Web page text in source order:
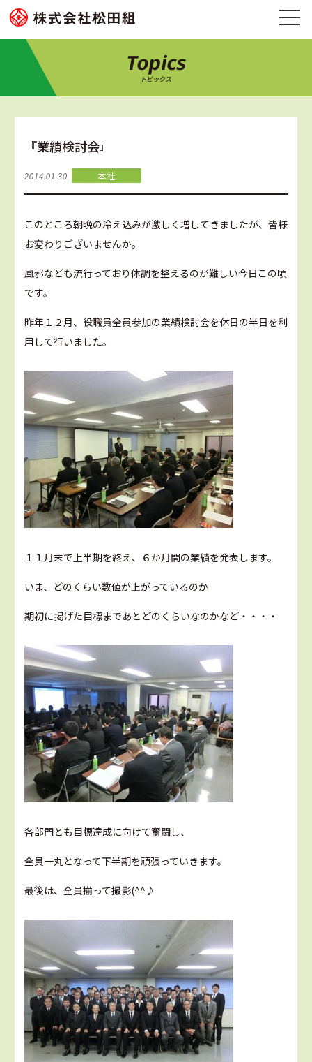
Topics
トピックス
『業績検討会』
2014.01.30 本社
このところ朝晩の冷え込みが激しく増してきましたが、皆様
お変わりございませんか。
風邪なども流行っており体調を整えるのが難しい今日この頃
です。
昨年１２月、役職員全員参加の業績検討会を休日の半日を利
用して行いました。
１１月末で上半期を終え、６か月間の業績を発表します。
いま、どのくらい数値が上がっているのか
期初に掲げた目標まであとどのくらいなのかなど・・・・
各部門とも目標達成に向けて奮闘し、
全員一丸となって下半期を頑張っていきます。
最後は、全員揃って撮影(^^♪